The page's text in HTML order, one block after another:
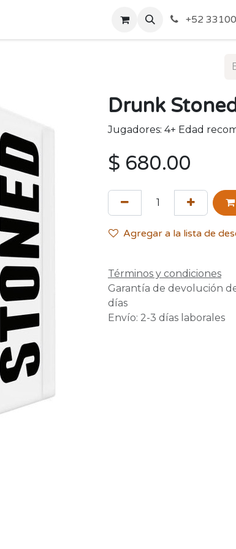
Acerca de Nosotros Politicas de Envío y
+52
Drunk
Jugadores: 4+ Edad
$ 680.00
Agregar a la lista de
Términos y condiciones
Garantía de devolución
días
Envío: 2-3 días laborales